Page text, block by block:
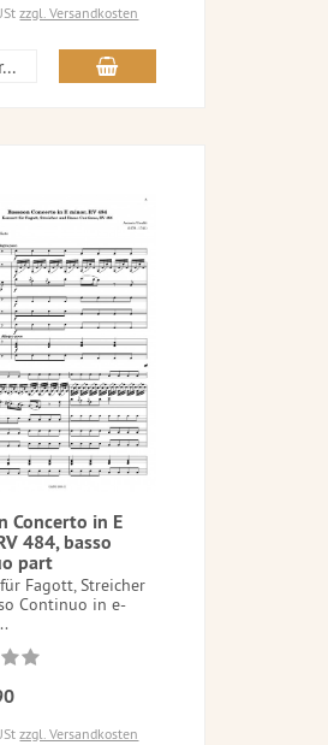
zzgl. Versandkosten
Concerto in E
484, basso
part
Fagott, Streicher
Continuo in e-
zzgl. Versandkosten